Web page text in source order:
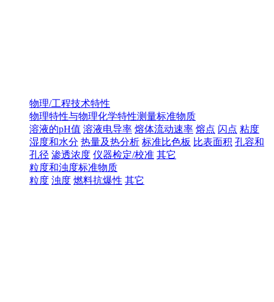
物理/工程技术特性
物理特性与物理化学特性测量标准物质
溶液的pH值 溶液电导率 熔体流动速率 熔点 闪点 粘度
湿度和水分 热量及热分析 标准比色板 比表面积 孔容和
孔径 渗透浓度 仪器检定/校准 其它
粒度和浊度标准物质
粒度 浊度 燃料抗爆性 其它